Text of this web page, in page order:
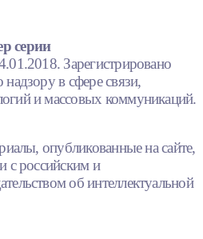
серии
Зарегистрировано
в сфере связи,
и массовых коммуникаций.
опубликованные на сайте,
с российским и
об интеллектуальной